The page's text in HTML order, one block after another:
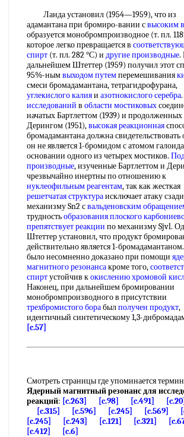
Ланда установил (1954—1959), что из
адамантана при бромиро-вании свысоким
образуется монобромпроизводное (т. пл.
которое легко превращается в
спирт (т. пл. 282 °С) и другие производные.
дальнейшем Штеттер (1959) получил этот
95%-нымвыходом путемперемешивания
смеси бромадамантана, тетрагидрофурана,
углекислого калияи азотнокислого серебра
исследований в области мостиковых
начатых Бартлеттом (1939) и продолженных
Дерингом (1951),высокая реакционная
бромадамантана должна свидетельствовать
он не является 1-бромидом с атомом
основании одного из четырех мостиков.
производные, изученные Бартлеттом и
чрезвычайно инертны по отношению к
нуклеофильным реагентам, так как жесткая
решетчатая структураисключает атаку
механизму Sn2 свальденовским
трудностьобразования плоского
препятствует реакции по механизму Sjvl.
Штеттер установил, что продукт
действительно является 1-
было несомненно доказано при помощи
магнитного резонансакроме того,
спиртустойчив кокислению хромовой
Наконец, при дальнейшем бромировании
монобромпроизводного в присутствии
трехбромистого борабылполучен продукт,
идентичный синтетическому 1,3-
[c.57]
Смотреть страницы где упоминается термин
Ядерный магнитный резонанс для
реакций: [c.263] [c.98] [c.491] [c.20]
[c.315]
[c.596] [c.245] [c.569]
[c.245]
[c.243] [c.121] [c.321]
[c.412]
[c.6]